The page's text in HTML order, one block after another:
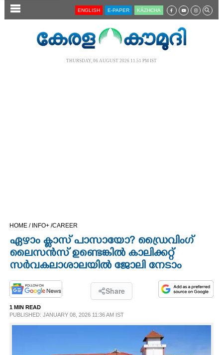
SECTIONS
OPINION
PHOTOS
LIFESTYLE
ENGLISH E-PAPER KĀZHCHA
THURSDAY, 06 AUGUST 2026 11.51 PM IST
HOME / INFO+ /CAREER
ഏഴാം ക്ലാസ് പാസായോ? ഡ്രൈവിംഗ്
ലൈസൻസ് ഉണ്ടെങ്കിൽ കാലിക്കറ്റ്
സർവകലാശാലയിൽ ജോലി നേടാം
Share
1 MIN READ
PUBLISHED: JANUARY 08, 2026 11:36 AM IST